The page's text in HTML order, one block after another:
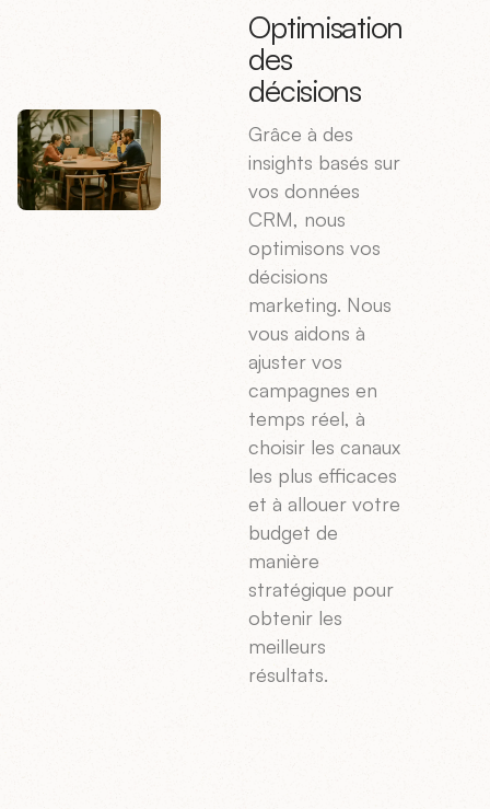
Optimisation
des
décisions
Grâce à des
insights basés sur
vos données
CRM, nous
optimisons vos
décisions
marketing. Nous
vous aidons à
ajuster vos
campagnes en
temps réel, à
choisir les canaux
les plus efficaces
et à allouer votre
budget de
manière
stratégique pour
obtenir les
meilleurs
résultats.